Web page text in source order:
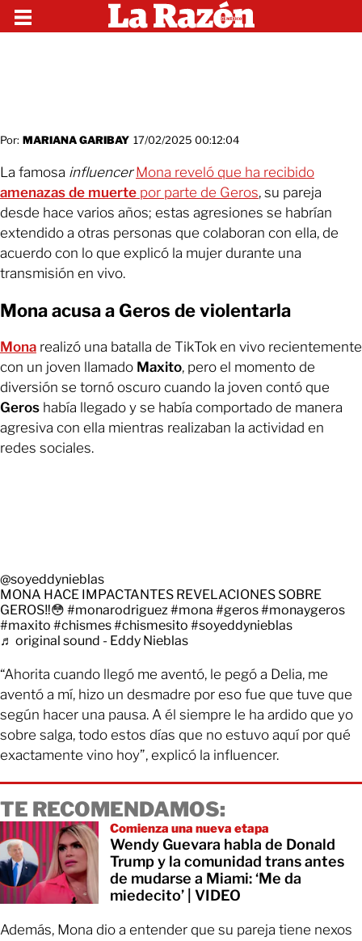
Por: MARIANA GARIBAY 17/02/2025 00:12:04
La famosa influencerMona reveló que ha recibido
amenazas de muerte por parte de Geros, su pareja
desde hace varios años; estas agresiones se habrían
extendido a otras personas que colaboran con ella, de
acuerdo con lo que explicó la mujer durante una
transmisión en vivo.
Mona acusa a Geros de violentarla
Mona realizó una batalla de TikTok en vivo recientemente
con un joven llamado Maxito, pero el momento de
diversión se tornó oscuro cuando la joven contó que
Geros había llegado y se había comportado de manera
agresiva con ella mientras realizaban la actividad en
redes sociales.
@soyeddynieblas
MONA HACE IMPACTANTES REVELACIONES SOBRE
GEROS‼️😳 #monarodriguez#mona #geros#monaygeros
#maxito #chismes#chismesito #soyeddynieblas
♬ original sound - Eddy Nieblas
“Ahorita cuando llegó me aventó, le pegó a Delia, me
aventó a mí, hizo un desmadre por eso fue que tuve que
según hacer una pausa. A él siempre le ha ardido que yo
sobre salga, todo estos días que no estuvo aquí por qué
exactamente vino hoy”, explicó la influencer.
TE RECOMENDAMOS:
Comienza una nueva etapa
Wendy Guevara habla de Donald
Trump y la comunidad trans antes
de mudarse a Miami: ‘Me da
miedecito’ | VIDEO
Además, Mona dio a entender que su pareja tiene nexos